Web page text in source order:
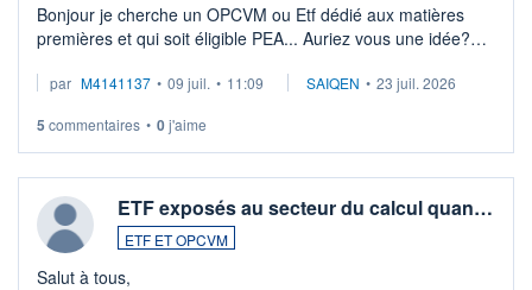
Bonjour je cherche un OPCVM ou Etf dédié aux matières
premières et qui soit éligible PEA... Auriez vous une idée?
par M4141137 • 09 juil. • 11:09 SAIQEN • 23 juil. 2026
5 commentaires • 0j'aime
ETF exposés au secteur du calcul quan…
ETF ET OPCVM
Salut à tous,